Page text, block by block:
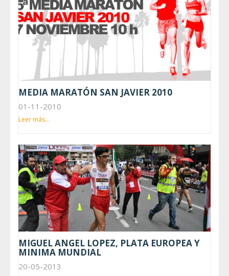
MEDIA MARATÓN SAN JAVIER 2010
01-11-2010
Leer más...
MIGUEL ANGEL LOPEZ, PLATA EUROPEA Y
MINIMA MUNDIAL
20-05-2013